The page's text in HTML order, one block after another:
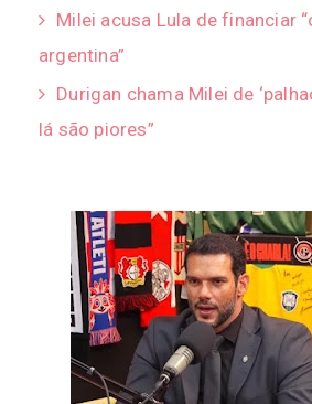
Milei acusa Lula de financiar
argentina”
Durigan chama Milei de
lá são piores”